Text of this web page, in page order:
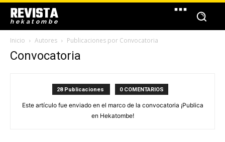
REVISTA
hekatombe
Inicio Autores Publicaciones por Convocatoria
Convocatoria
28 Publicaciones 0 COMENTARIOS
Este artículo fue enviado en el marco de la convocatoria ¡Publica
en Hekatombe!